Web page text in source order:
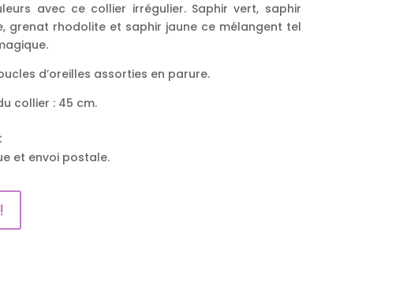
avec ce collier irrégulier. Saphir vert, saphir
grenat rhodolite et saphir jaune ce mélangent tel
d’oreilles assorties en parure.
collier : 45 cm.
et envoi postale.